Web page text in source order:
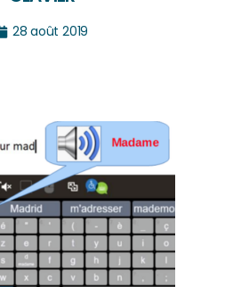
28 août 2019